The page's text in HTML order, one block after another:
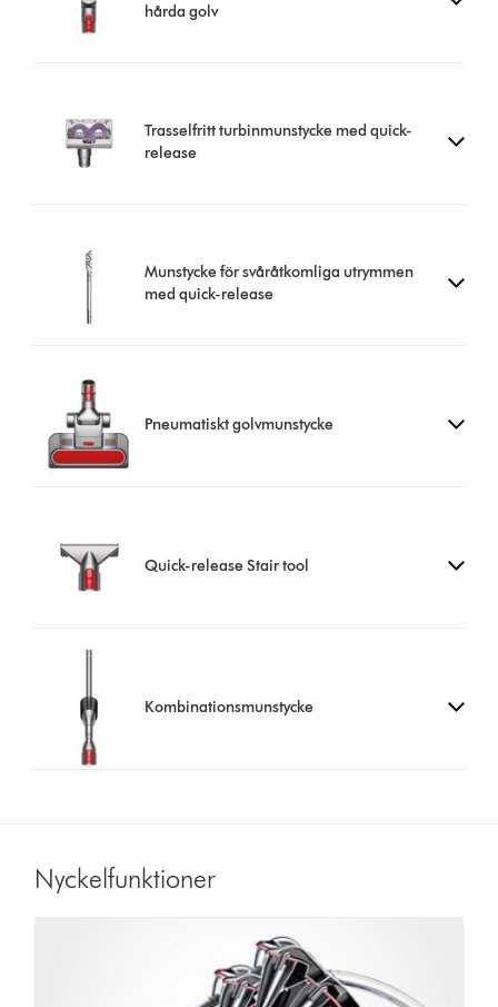
hårda golv
Trasselfritt turbinmunstycke med quick-
release
Munstycke för svåråtkomliga utrymmen
med quick-release
Pneumatiskt golvmunstycke
Quick-release Stair tool
Kombinationsmunstycke
Nyckelfunktioner